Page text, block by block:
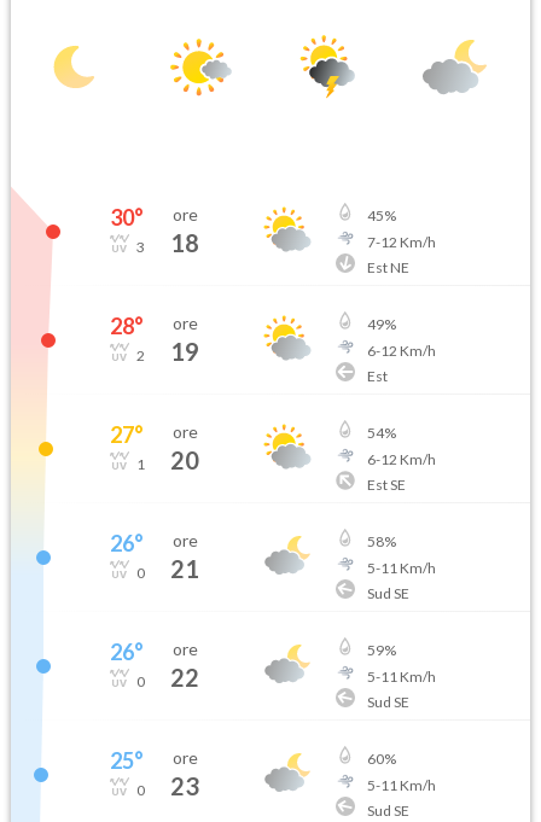
Orario inizio
Ora fine
08-07T
30°
3
ore
18
45%
7-12 Km/h
Est NE
28°
2
ore
19
49%
6-12 Km/h
Est
27°
1
ore
20
54%
6-12 Km/h
Est SE
26°
0
ore
21
58%
5-11 Km/h
Sud SE
26°
0
ore
22
59%
5-11 Km/h
Sud SE
25°
0
ore
23
60%
5-11 Km/h
Sud SE